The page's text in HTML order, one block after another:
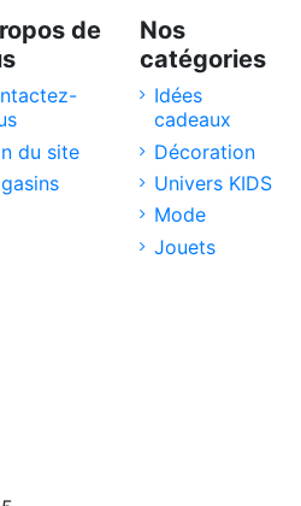
de
du site
Nos
catégories
Idées
cadeaux
Décoration
Univers KIDS
Mode
Jouets